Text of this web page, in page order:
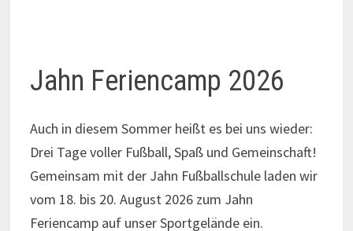
Jahn Feriencamp 2026
Auch in diesem Sommer heißt es bei uns wieder:
Drei Tage voller Fußball, Spaß und Gemeinschaft!
Gemeinsam mit der Jahn Fußballschule laden wir
vom 18. bis 20. August 2026 zum Jahn
Feriencamp auf unser Sportgelände ein.